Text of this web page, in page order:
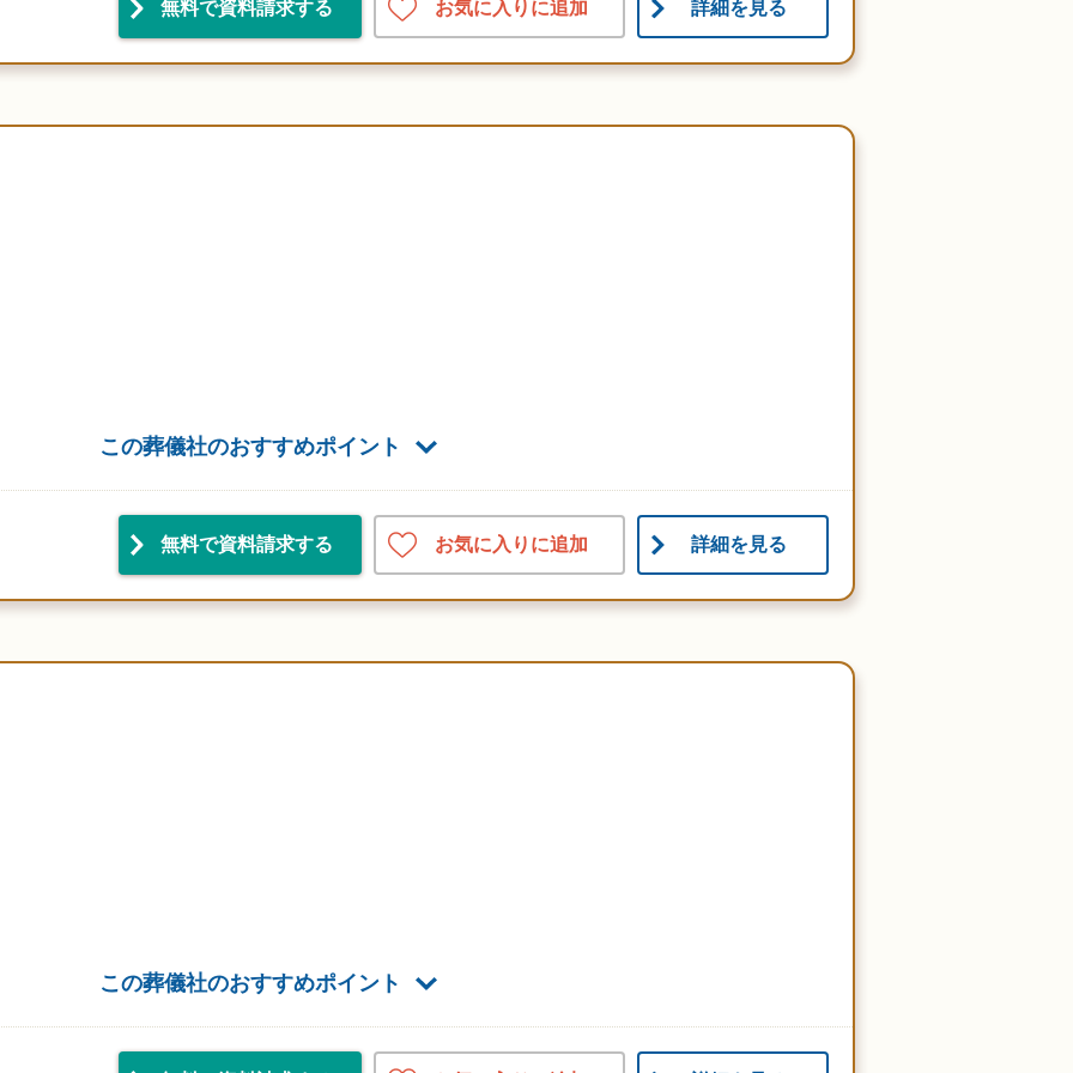
無料で資料請求する お気に入りに追加 詳細を見る
この葬儀社のおすすめポイント
無料で資料請求する お気に入りに追加 詳細を見る
この葬儀社のおすすめポイント